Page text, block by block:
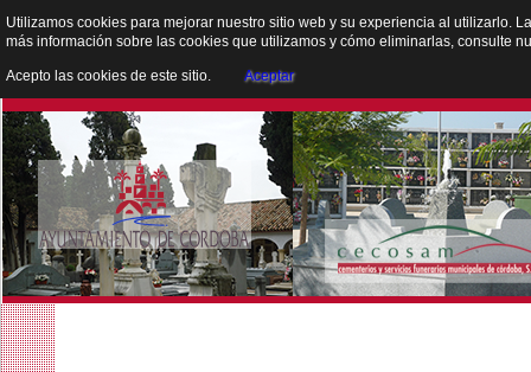
Utilizamos cookies para mejorar nuestro sitio web y su experiencia al utilizarlo.
más información sobre las cookies que utilizamos y cómo eliminarlas, consulte
Acepto las cookies de este sitio. Aceptar